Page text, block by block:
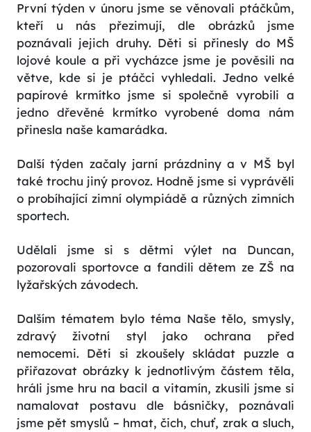
První týden v únoru jsme se věnovali ptáčkům,
kteří u nás přezimují, dle obrázků jsme
poznávali jejich druhy. Děti si přinesly do MŠ
lojové koule a při vycházce jsme je pověsili na
větve, kde si je ptáčci vyhledali. Jedno velké
papírové krmítko jsme si společně vyrobili a
jedno dřevěné krmítko vyrobené doma nám
přinesla naše kamarádka.
Další týden začaly jarní prázdniny a v MŠ byl
také trochu jiný provoz. Hodně jsme si vyprávěli
o probíhající zimní olympiádě a různých zimních
sportech.
Udělali jsme si s dětmi výlet na Duncan,
pozorovali sportovce a fandili dětem ze ZŠ na
lyžařských závodech.
Dalším tématem bylo téma Naše tělo, smysly,
zdravý životní styl jako ochrana před
nemocemi. Děti si zkoušely skládat puzzle a
přiřazovat obrázky k jednotlivým částem těla,
hráli jsme hru na bacil a vitamín, zkusili jsme si
namalovat postavu dle básničky, poznávali
jsme pět smyslů – hmat, čich, chuť, zrak a sluch,